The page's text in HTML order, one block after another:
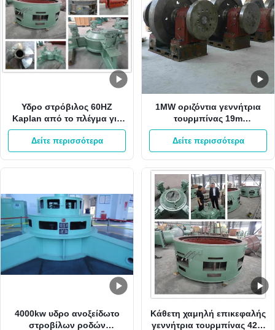
Υδρο στρόβιλος 60HZ
Kaplan από το πλέγμα για
το μίνι υδρο στρόβιλο
Kaplan σταθμών κάθετο
Δείτε περισσότερα
1MW οριζόντια γεννήτρια
τουρμπίνας 19m
μανομετρικό ύψος στήλης
νερού 6.2m3/S Kaplan
Δείτε περισσότερα
4000kw υδρο ανοξείδωτο
στροβίλων ροδών
Κάθετη χαμηλή επικεφαλής
γεννήτρια τουρμπίνας 42m